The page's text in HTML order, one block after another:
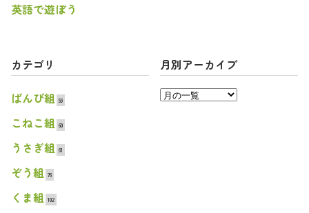
英語で遊ぼう
カテゴリ
ばんび組 59
こねこ組 60
うさぎ組 61
ぞう組 76
くま組 102
月別アーカイブ